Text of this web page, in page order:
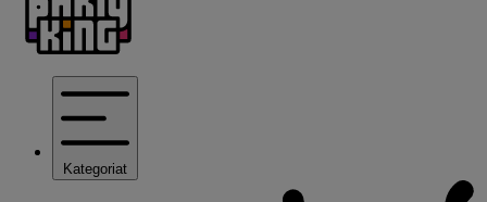
Kategoriat